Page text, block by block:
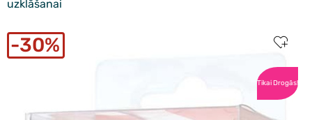
uzklāšanai
30%
Tikai Drogās!